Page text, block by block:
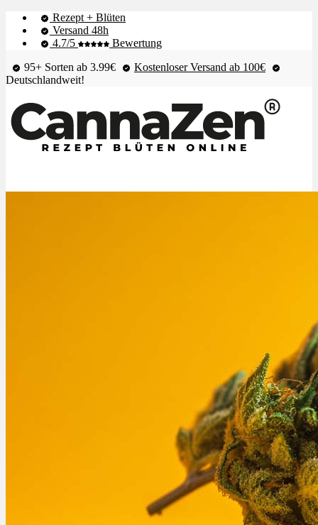
Rezept + Blüten
Versand 48h
4.7/5
Bewertung
95+ Sorten ab 3.99€
Kostenloser Versand ab 100€
Deutschlandweit!